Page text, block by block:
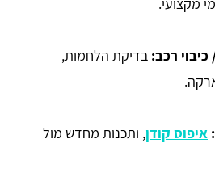
רכב: בדיקת הלחמות,
איפוס קודן, ותכנות מחדש מול